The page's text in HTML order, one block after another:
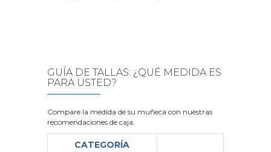
GUÍA DE TALLAS: ¿QUÉ MEDIDA ES
PARA USTED?
Compare la medida de su muñeca con nuestras
recomendaciones de caja.
CATEGORÍA